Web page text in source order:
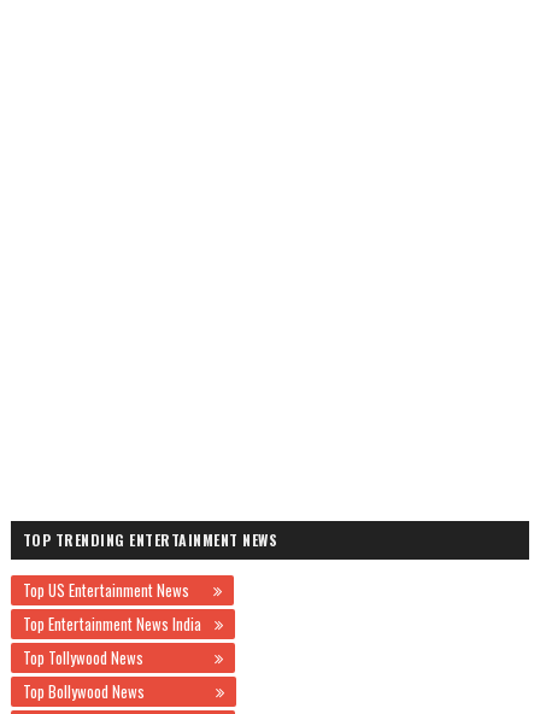
TOP TRENDING ENTERTAINMENT NEWS
Top US Entertainment News
Top Entertainment News India
Top Tollywood News
Top Bollywood News